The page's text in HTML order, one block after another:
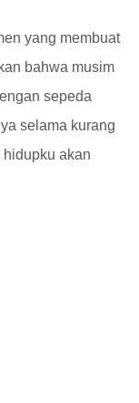
yang membuat
bahwa musim
sepeda
selama kurang
hidupku akan